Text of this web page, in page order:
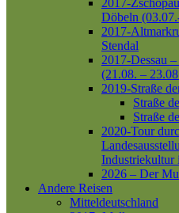
2017-
Döbeln
2017-
Stendal
2017-Dessau
(21.08. –
2019-Straße
Straße
Straße
2020-Tour
Industriekultur
2026 – Der
Andere Reisen
Mitteldeutschland